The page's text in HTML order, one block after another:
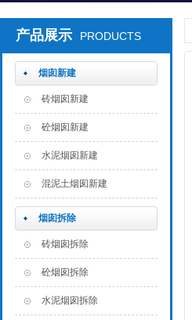
产品展示 PRODUCTS
烟囱新建
砖烟囱新建
砼烟囱新建
水泥烟囱新建
混泥土烟囱新建
烟囱拆除
砖烟囱拆除
砼烟囱拆除
水泥烟囱拆除